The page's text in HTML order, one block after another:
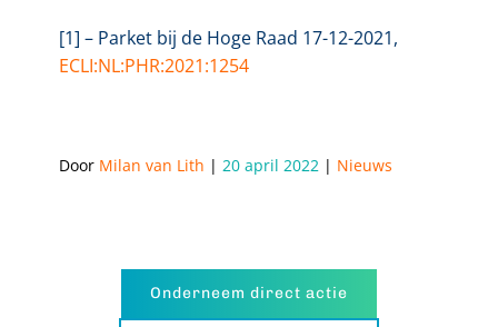
[1] – Parket bij de Hoge Raad 17-12-2021,
ECLI:NL:PHR:2021:1254
Door Milan van Lith | 20 april 2022 | Nieuws
Onderneem direct actie